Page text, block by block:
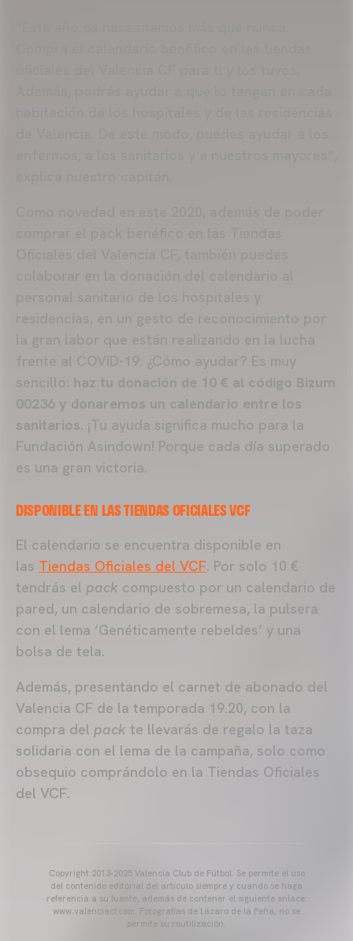
la gran labor que están realizando en la lucha
frente al COVID-19. ¿Cómo ayudar? Es muy
sencillo: haz tu donación de 10 € al código Bizum
00236 y donaremos un calendario entre los
sanitarios. ¡Tu ayuda significa mucho para la
Fundación Asindown! Porque cada día superado
es una gran victoria.
DISPONIBLE EN LAS TIENDAS OFICIALES VCF
El calendario se encuentra disponible en
las Tiendas Oficiales del VCF. Por solo 10 €
tendrás el pack compuesto por un calendario de
pared, un calendario de sobremesa, la pulsera
con el lema ‘Genéticamente rebeldes’ y una
bolsa de tela.
Además, presentando el carnet de abonado del
Valencia CF de la temporada 19.20, con la
compra del pack te llevarás de regalo la taza
solidaria con el lema de la campaña, solo como
obsequio comprándolo en la Tiendas Oficiales
del VCF.
Copyright 2013-2025 Valencia Club de Fútbol. Se permite el uso
del contenido editorial del artículo siempre y cuando se haga
referencia a su fuente, además de contener el siguiente enlace:
www.valenciacf.com. Fotografías de Lázaro de la Peña, no se
permite su reutilización.